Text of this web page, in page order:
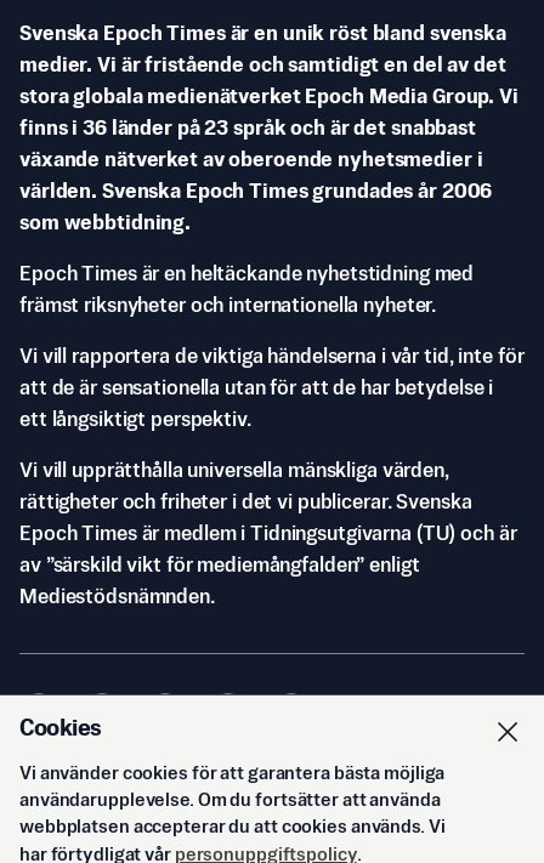
Svenska Epoch Times är en unik röst bland svenska
medier. Vi är fristående och samtidigt en del av det
stora globala medienätverket Epoch Media Group. Vi
finns i 36 länder på 23 språk och är det snabbast
växande nätverket av oberoende nyhetsmedier i
världen. Svenska Epoch Times grundades år 2006
som webbtidning.
Epoch Times är en heltäckande nyhetstidning med
främst riksnyheter och internationella nyheter.
Vi vill rapportera de viktiga händelserna i vår tid, inte för
att de är sensationella utan för att de har betydelse i
ett långsiktigt perspektiv.
Vi vill upprätthålla universella mänskliga värden,
rättigheter och friheter i det vi publicerar. Svenska
Epoch Times är medlem i Tidningsutgivarna (TU) och är
av ”särskild vikt för mediemångfalden” enligt
Mediestödsnämnden.
© Svenska Epoch Times AB2026
Cookies
Vi använder cookies för att garantera bästa möjliga
användarupplevelse. Om du fortsätter att använda
webbplatsen accepterar du att cookies används. Vi
har förtydligat vår personuppgiftspolicy.